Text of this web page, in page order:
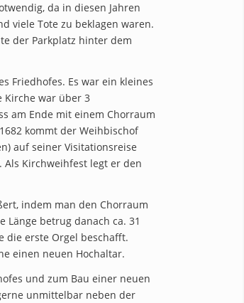
da in diesen Jahren
viele Tote zu beklagen waren.
der Parkplatz hinter dem
Friedhofes. Es war ein kleines
Kirche war über 3
am Ende mit einem Chorraum
kommt der Weihbischof
auf seiner Visitationsreise
Kirchweihfest legt er den
indem man den Chorraum
betrug danach ca. 31
die erste Orgel beschafft.
einen neuen Hochaltar.
und zum Bau einer neuen
unmittelbar neben der